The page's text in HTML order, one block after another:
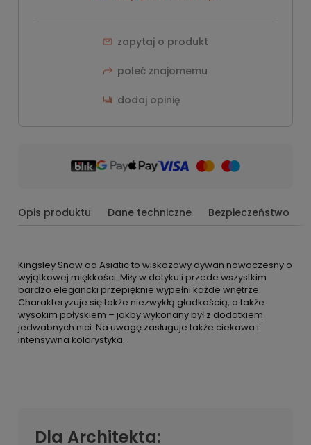
zapytaj o produkt
poleć znajomemu
dodaj opinię
Opis produktu Dane techniczne Bezpieczeństwo
Kingsley Snow od Asiatic to wiskozowy dywan nowoczesny o
wyjątkowej miękkości. Miły w dotyku i przede wszystkim
bardzo elegancki przepięknie wypełni każde wnętrze.
Charakteryzuje się także niezwykłą gładkością, a także
wysokim połyskiem – jakby wykonany był z dodatkiem
jedwabnych nici. Na uwagę zasługuje także ciekawa i
intensywna kolorystyka.
Dla Architekta: